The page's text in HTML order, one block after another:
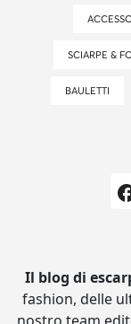
SCIARPE &
BAULETTI
Il blog di
fashion, delle